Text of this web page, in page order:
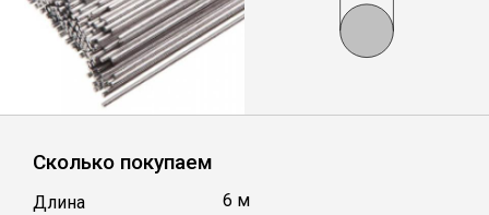
Балка
Швеллер
Сколько покупаем
Длина 6 м